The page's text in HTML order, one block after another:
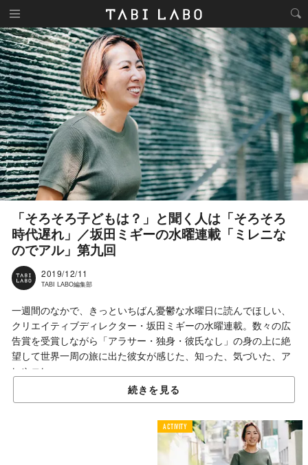
「そろそろ子どもは？」と聞く人は「そろそろ
時代遅れ」／坂田ミギーの水曜連載「ミレニな
のでアル」第九回
2019/12/11
TABI LABO編集部
一週間のなかで、きっといちばん憂鬱な水曜日に読んでほしい、
クリエイティブディレクター・坂田ミギーの水曜連載。数々の広
告賞を受賞しながら「アラサー・独身・彼氏なし」の身の上に絶
望して世界一周の旅に出た彼女が感じた、知った、気づいた、ア
レやコレ──。
あなたの「人生すごろく」は
どんなルート？
他人が求める「人生すごろく」は、いつもお決まりのルート。
続きを見る
ACTIVITY